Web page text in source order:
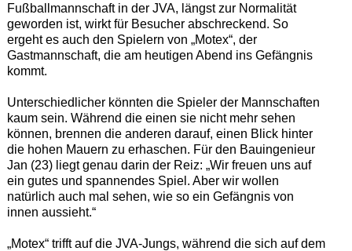
Fußballmannschaft in der JVA, längst zur Normalität
geworden ist, wirkt für Besucher abschreckend. So
ergeht es auch den Spielern von „Motex“, der
Gastmannschaft, die am heutigen Abend ins Gefängnis
kommt.
Unterschiedlicher könnten die Spieler der Mannschaften
kaum sein. Während die einen sie nicht mehr sehen
können, brennen die anderen darauf, einen Blick hinter
die hohen Mauern zu erhaschen. Für den Bauingenieur
Jan (23) liegt genau darin der Reiz: „Wir freuen uns auf
ein gutes und spannendes Spiel. Aber wir wollen
natürlich auch mal sehen, wie so ein Gefängnis von
innen aussieht.“
„Motex“ trifft auf die JVA-Jungs, während die sich auf dem